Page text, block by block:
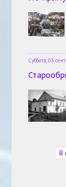
Суббота, 03
В